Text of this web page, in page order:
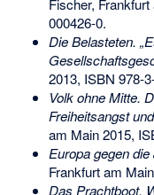
Fischer,
000426-0.
Die Belasteten.
2013, ISBN 978-
Volk ohne Mitte.
Freiheitsangst
am Main 2015,
Europa gegen
Frankfurt am
Das Prachtboot.